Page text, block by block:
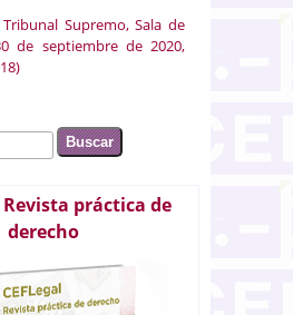
Supremo, Sala de
de septiembre de 2020,
de búsqueda
Revista práctica de
derecho